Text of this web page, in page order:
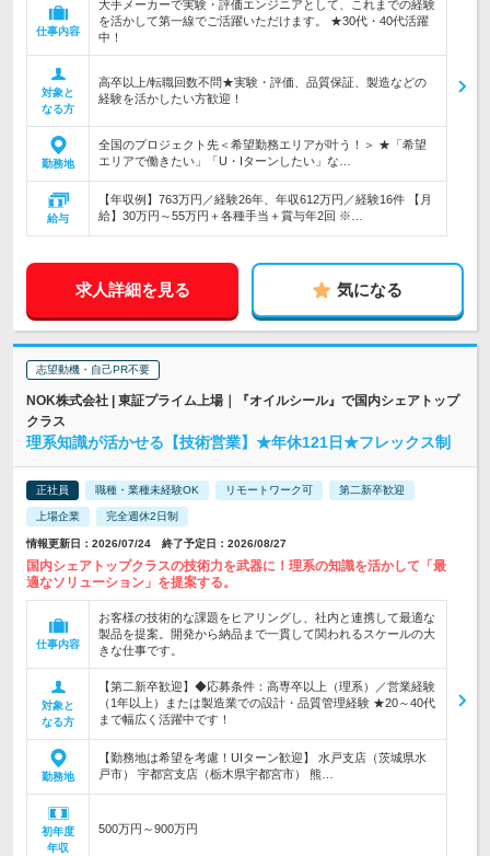
仕事内容
大手メーカーで実験・評価エンジニアとして、これまでの経験
を活かして第一線でご活躍いただけます。 ★30代・40代活躍
中！
対象と
なる方
高卒以上/転職回数不問★実験・評価、品質保証、製造などの
経験を活かしたい方歓迎！
勤務地
全国のプロジェクト先＜希望勤務エリアが叶う！＞ ★「希望
エリアで働きたい」「U・Iターンしたい」な…
給与
【年収例】763万円／経験26年、年収612万円／経験16件 【月
給】30万円～55万円＋各種手当＋賞与年2回 ※…
求人詳細を見る 気になる
志望動機・自己PR不要
NOK株式会社 | 東証プライム上場｜『オイルシール』で国内シェアトップ
クラス
理系知識が活かせる【技術営業】★年休121日★フレックス制
正社員 職種・業種未経験OK リモートワーク可 第二新卒歓迎
上場企業 完全週休2日制
情報更新日：2026/07/24 終了予定日：2026/08/27
国内シェアトップクラスの技術力を武器に！理系の知識を活かして「最
適なソリューション」を提案する。
仕事内容
お客様の技術的な課題をヒアリングし、社内と連携して最適な
製品を提案。開発から納品まで一貫して関われるスケールの大
きな仕事です。
対象と
なる方
【第二新卒歓迎】◆応募条件：高専卒以上（理系）／営業経験
（1年以上）または製造業での設計・品質管理経験 ★20～40代
まで幅広く活躍中です！
勤務地
【勤務地は希望を考慮！UIターン歓迎】 水戸支店（茨城県水
戸市） 宇都宮支店（栃木県宇都宮市） 熊…
初年度
年収
500万円～900万円